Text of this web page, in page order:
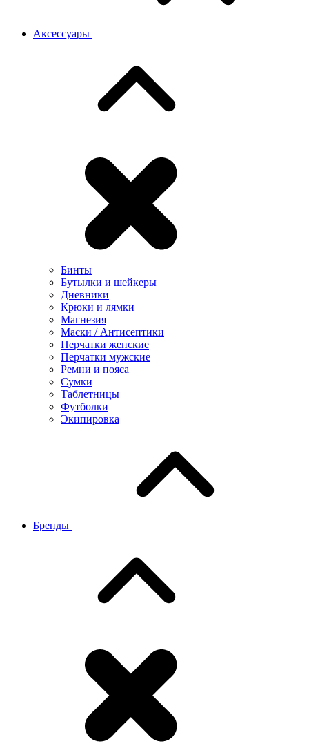
Аксессуары
Бинты
Бутылки и шейкеры
Дневники
Крюки и лямки
Магнезия
Маски / Антисептики
Перчатки женские
Перчатки мужские
Ремни и пояса
Сумки
Таблетницы
Футболки
Экипировка
Бренды